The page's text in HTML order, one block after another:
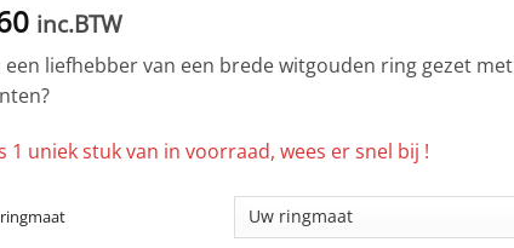
inc.BTW
een liefhebber van een brede witgouden ring gezet met
1 uniek stuk van in voorraad, wees er snel bij !